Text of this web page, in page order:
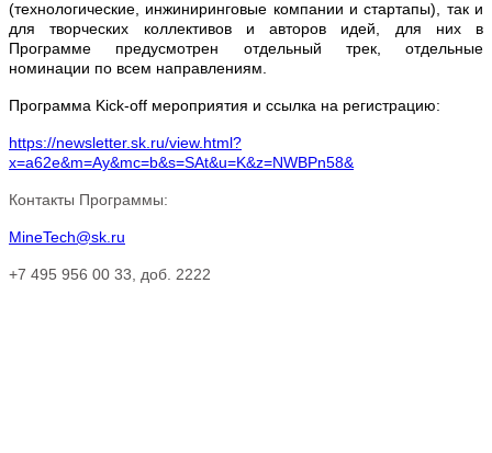
(технологические, инжиниринговые компании и стартапы), так и
для творческих коллективов и авторов идей, для них в
Программе предусмотрен отдельный трек, отдельные
номинации по всем направлениям.
Программа Kick-off мероприятия и ссылка на регистрацию:
https://newsletter.sk.ru/view.html?
x=a62e&m=Ay&mc=b&s=SAt&u=K&z=NWBPn58&
Контакты Программы:
MineTech@sk.ru
+7 495 956 00 33, доб. 2222